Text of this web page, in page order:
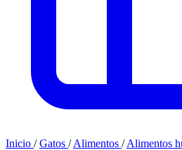
Inicio / Gatos / Alimentos / Alimentos